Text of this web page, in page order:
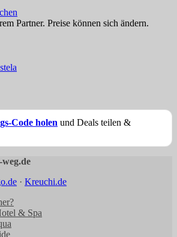
Partner. Preise können sich ändern.
Code holen und Deals teilen &
weg.de
· Kreuchi.de
& Spa